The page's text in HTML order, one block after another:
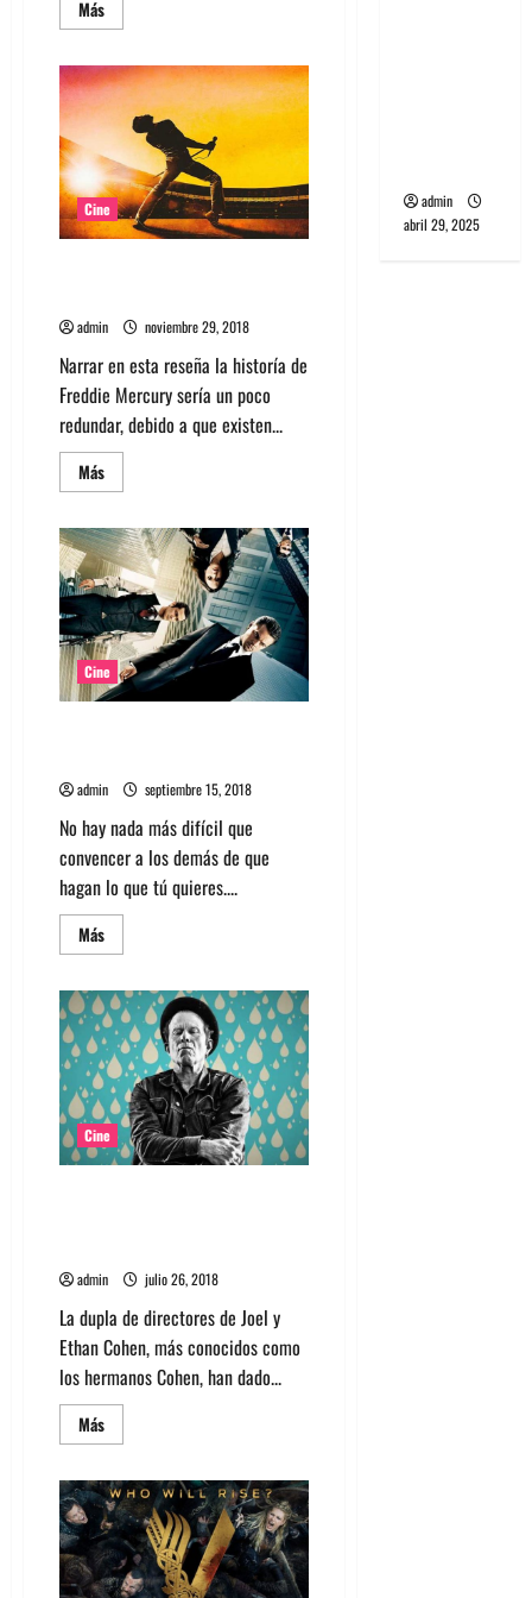
MásLeer
más
Mira
la
lista
completa
de
nominados
a
los
Oscar
2019
Cine
admin noviembre 29, 2018
Narrar en esta reseña la historía de
Freddie Mercury sería un poco
redundar, debido a que existen...
MásLeer
más
Bohemian
Rhapsody:
Más
allá
de
la
realidad
Cine
admin septiembre 15, 2018
No hay nada más difícil que
convencer a los demás de que
hagan lo que tú quieres....
MásLeer
más
Homevideo
Inception:
Trilogía
de
Nolan,
la
meta-
película
Cine
admin julio 26, 2018
La dupla de directores de Joel y
Ethan Cohen, más conocidos como
los hermanos Cohen, han dado...
MásLeer
más
Tom
Waits
participará
en
The
Ballad
of
admin
abril 29, 2025